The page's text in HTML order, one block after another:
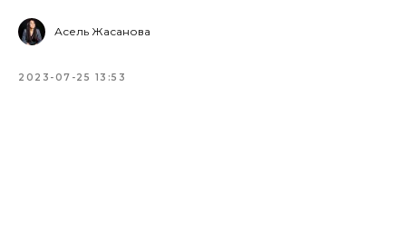
Асель Жасанова
2023-07-25 13:53